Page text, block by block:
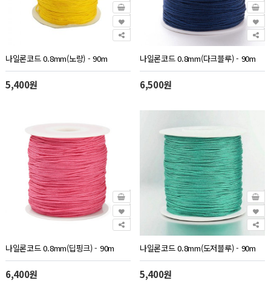
나일론코드 0.8mm(노랑) - 90m
5,400원
나일론코드 0.8mm(다크블루) - 90m
6,500원
나일론코드 0.8mm(딥핑크) - 90m
6,400원
나일론코드 0.8mm(도저블루) - 90m
5,400원